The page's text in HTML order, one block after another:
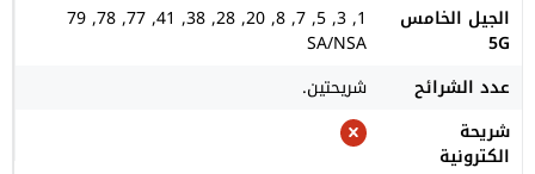
الجيل الخامس
5G
1, 3, 5, 7, 8, 20, 28, 38, 41, 77, 78, 79
SA/NSA
عدد الشرائح
شريحتين.
شريحة
الكترونية